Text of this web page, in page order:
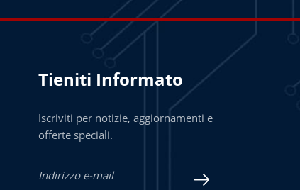
Tieniti Informato
Iscriviti per notizie, aggiornamenti e
offerte speciali.